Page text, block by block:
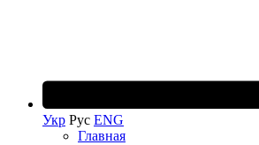
Укр Рус ENG
Главная